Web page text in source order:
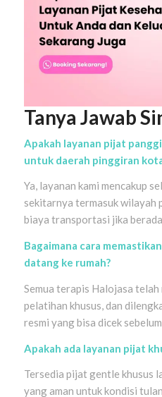
Tanya Jawab
Apakah layanan pijat
untuk daerah pinggiran
Ya, layanan kami mencakup
sekitarnya termasuk wilayah
biaya transportasi jika
Bagaimana cara
datang ke rumah?
Semua terapis Halojasa
pelatihan khusus, dan
resmi yang bisa dicek
Apakah ada layanan pijat
Tersedia pijat gentle khusus
yang aman untuk kondisi